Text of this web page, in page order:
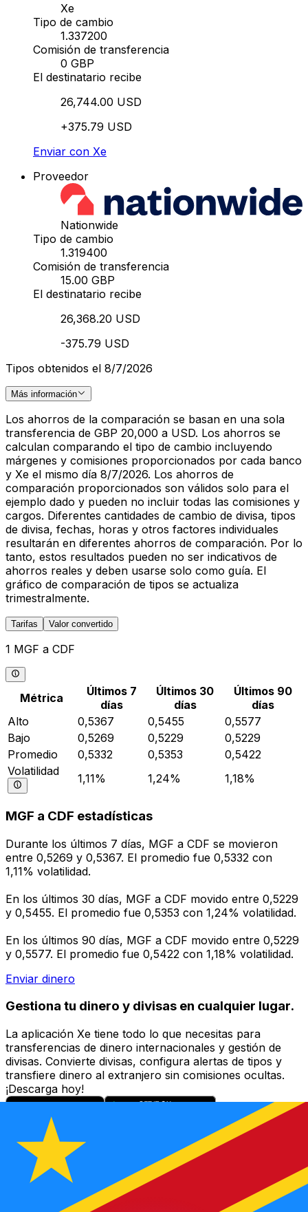
Xe
Tipo de cambio
1.337200
Comisión de transferencia
0 GBP
El destinatario recibe
26,744.00 USD
+375.79 USD
Enviar con Xe
Proveedor
Nationwide
Tipo de cambio
1.319400
Comisión de transferencia
15.00 GBP
El destinatario recibe
26,368.20 USD
-375.79 USD
Tipos obtenidos el 8/7/2026
Más información
Los ahorros de la comparación se basan en una sola
transferencia de GBP 20,000 a USD. Los ahorros se
calculan comparando el tipo de cambio incluyendo
márgenes y comisiones proporcionados por cada banco
y Xe el mismo día 8/7/2026. Los ahorros de
comparación proporcionados son válidos solo para el
ejemplo dado y pueden no incluir todas las comisiones y
cargos. Diferentes cantidades de cambio de divisa, tipos
de divisa, fechas, horas y otros factores individuales
resultarán en diferentes ahorros de comparación. Por lo
tanto, estos resultados pueden no ser indicativos de
ahorros reales y deben usarse solo como guía. El
gráfico de comparación de tipos se actualiza
trimestralmente.
Tarifas Valor convertido
1 MGF a CDF
Métrica
Últimos 7
días
Últimos 30
días
Últimos 90
días
Alto
0,5367 0,5455
0,5577
Bajo
0,5269 0,5229
0,5229
Promedio
0,5332 0,5353
0,5422
Volatilidad
1,11% 1,24% 1,18%
MGF a CDF estadísticas
Durante los últimos 7 días, MGF a CDF se movieron
entre 0,5269 y 0,5367. El promedio fue 0,5332 con
1,11% volatilidad.
En los últimos 30 días, MGF a CDF movido entre 0,5229
y 0,5455. El promedio fue 0,5353 con 1,24% volatilidad.
En los últimos 90 días, MGF a CDF movido entre 0,5229
y 0,5577. El promedio fue 0,5422 con 1,18% volatilidad.
Enviar dinero
Gestiona tu dinero y divisas en cualquier lugar.
La aplicación Xe tiene todo lo que necesitas para
transferencias de dinero internacionales y gestión de
divisas. Convierte divisas, configura alertas de tipos y
transfiere dinero al extranjero sin comisiones ocultas.
¡Descarga hoy!